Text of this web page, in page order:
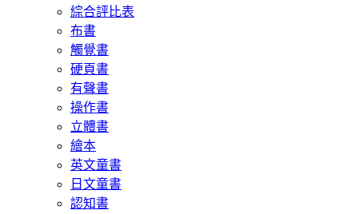
綜合評比表
布書
觸覺書
硬頁書
有聲書
操作書
立體書
繪本
英文童書
日文童書
認知書